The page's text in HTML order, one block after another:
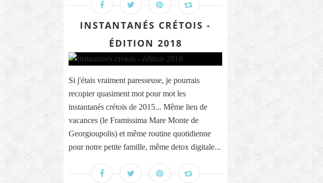
INSTANTANÉS CRÉTOIS -
ÉDITION 2018
Si j'étais vraiment paresseuse, je pourrais
recopier quasiment mot pour mot les
instantanés crétois de 2015... Même lieu de
vacances (le Framissima Mare Monte de
Georgioupolis) et même routine quotidienne
pour notre petite famille, même detox digitale...